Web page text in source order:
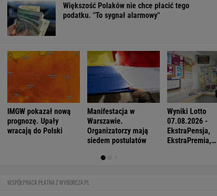
Większość Polaków nie chce płacić tego
podatku. "To sygnał alarmowy"
IMGW pokazał nową
prognozę. Upały
wracają do Polski
Manifestacja w
Warszawie.
Organizatorzy mają
siedem postulatów
Wyniki Lotto
07.08.2026 -
EkstraPensja,
EkstraPremia,
WSPÓŁPRACA PŁATNA Z WYBORCZA.PL